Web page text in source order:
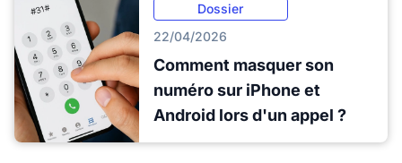
Dossier
22/04/2026
Comment masquer son
numéro sur iPhone et
Android lors d'un appel ?